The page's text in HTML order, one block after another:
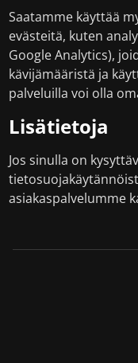
Saatamme käyttää
evästeitä, kuten
Google Analytics),
kävijämääristä ja
palveluilla voi olla
Lisätietoja
Jos sinulla on
asiakaspalvelumme